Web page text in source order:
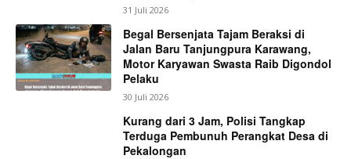
31 Juli 2026
Begal Bersenjata Tajam Beraksi di
Jalan Baru Tanjungpura Karawang,
Motor Karyawan Swasta Raib Digondol
Pelaku
30 Juli 2026
Kurang dari 3 Jam, Polisi Tangkap
Terduga Pembunuh Perangkat Desa di
Pekalongan